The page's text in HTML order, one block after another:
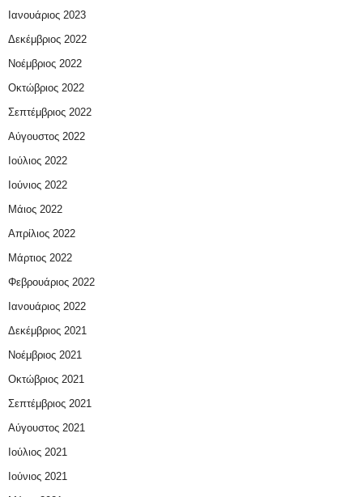
Ιανουάριος 2023
Δεκέμβριος 2022
Νοέμβριος 2022
Οκτώβριος 2022
Σεπτέμβριος 2022
Αύγουστος 2022
Ιούλιος 2022
Ιούνιος 2022
Μάιος 2022
Απρίλιος 2022
Μάρτιος 2022
Φεβρουάριος 2022
Ιανουάριος 2022
Δεκέμβριος 2021
Νοέμβριος 2021
Οκτώβριος 2021
Σεπτέμβριος 2021
Αύγουστος 2021
Ιούλιος 2021
Ιούνιος 2021